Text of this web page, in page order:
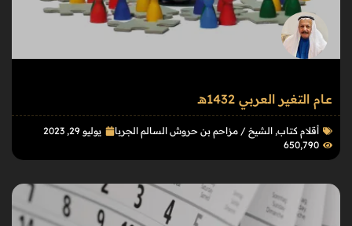
عـام التغير العربي 1432هـ
أقلام كتاب, الشيخ / مزاحم بن حروش السالم الجربا
يوليو 29, 2023
650٬790